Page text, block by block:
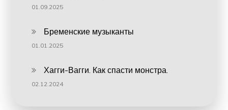
01.09.2025
Бременские музыканты
01.01.2025
Хагги-Вагги. Как спасти монстра.
02.12.2024